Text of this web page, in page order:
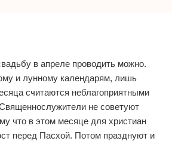
в апреле проводить можно.
и лунному календарям, лишь
считаются неблагоприятными
не советуют
что в этом месяце для христиан
перед Пасхой. Потом празднуют и